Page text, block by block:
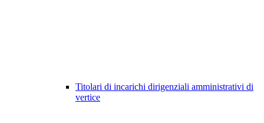
Titolari di incarichi dirigenziali amministrativi di
vertice